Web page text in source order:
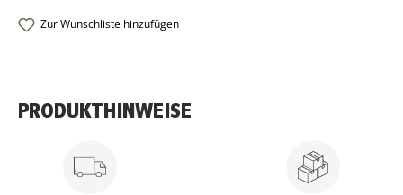
Zur Wunschliste hinzufügen
PRODUKTHINWEISE